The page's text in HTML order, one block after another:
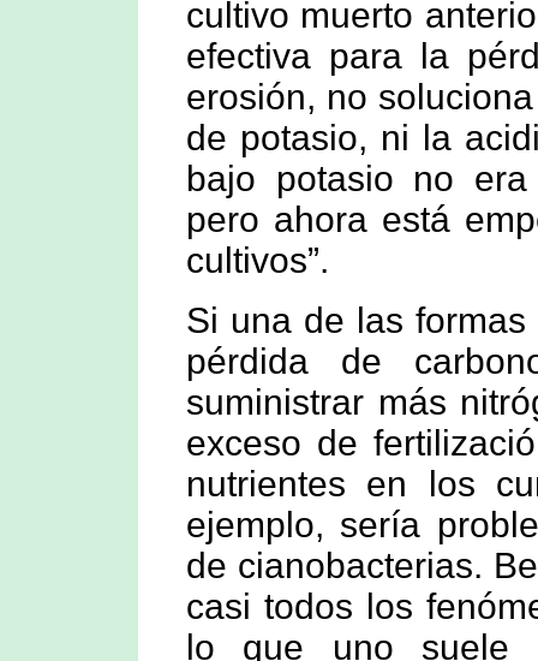
cultivo muerto
efectiva para la
erosión, no
de potasio, ni la
bajo potasio no
pero ahora está
cultivos”.
Si una de las
pérdida de
suministrar más
exceso de
nutrientes en los
ejemplo, sería
de cianobacterias.
casi todos los
lo que uno suele